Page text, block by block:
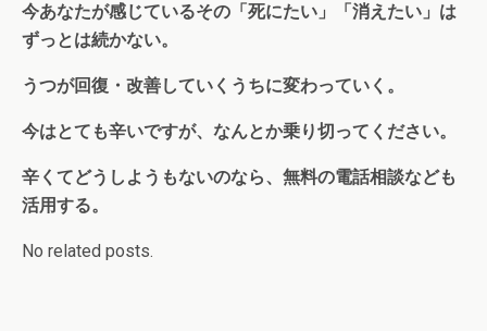
今あなたが感じているその「死にたい」「消えたい」は
ずっとは続かない。
うつが回復・改善していくうちに変わっていく。
今はとても辛いですが、なんとか乗り切ってください。
辛くてどうしようもないのなら、無料の電話相談なども
活用する。
No related posts.